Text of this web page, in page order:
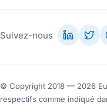
Suivez-nous
© Copyright 2018 — 2026
respectifs comme indiqué